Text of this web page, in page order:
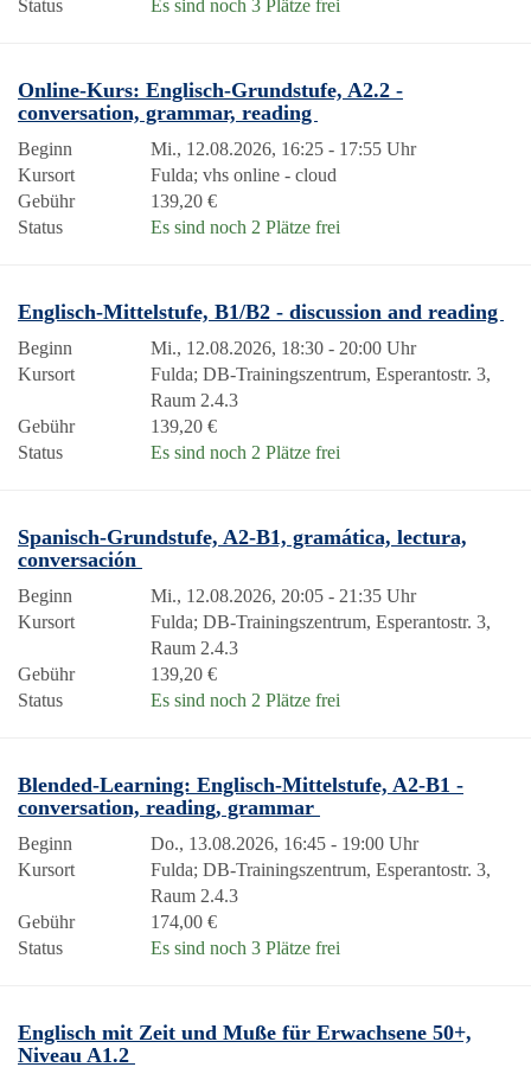
Status Es sind noch 3 Plätze frei
Online-Kurs: Englisch-Grundstufe, A2.2 -
conversation, grammar, reading
Beginn
Mi., 12.08.2026, 16:25 - 17:55 Uhr
Kursort
Fulda; vhs online - cloud
Gebühr
139,20 €
Status
Es sind noch 2 Plätze frei
Englisch-Mittelstufe, B1/B2 - discussion and reading
Beginn
Mi., 12.08.2026, 18:30 - 20:00 Uhr
Kursort
Fulda; DB-Trainingszentrum, Esperantostr. 3,
Raum 2.4.3
Gebühr
139,20 €
Status
Es sind noch 2 Plätze frei
Spanisch-Grundstufe, A2-B1, gramática, lectura,
conversación
Beginn
Mi., 12.08.2026, 20:05 - 21:35 Uhr
Kursort
Fulda; DB-Trainingszentrum, Esperantostr. 3,
Raum 2.4.3
Gebühr
139,20 €
Status
Es sind noch 2 Plätze frei
Blended-Learning: Englisch-Mittelstufe, A2-B1 -
conversation, reading, grammar
Beginn
Do., 13.08.2026, 16:45 - 19:00 Uhr
Kursort
Fulda; DB-Trainingszentrum, Esperantostr. 3,
Raum 2.4.3
Gebühr
174,00 €
Status
Es sind noch 3 Plätze frei
Englisch mit Zeit und Muße für Erwachsene 50+,
Niveau A1.2